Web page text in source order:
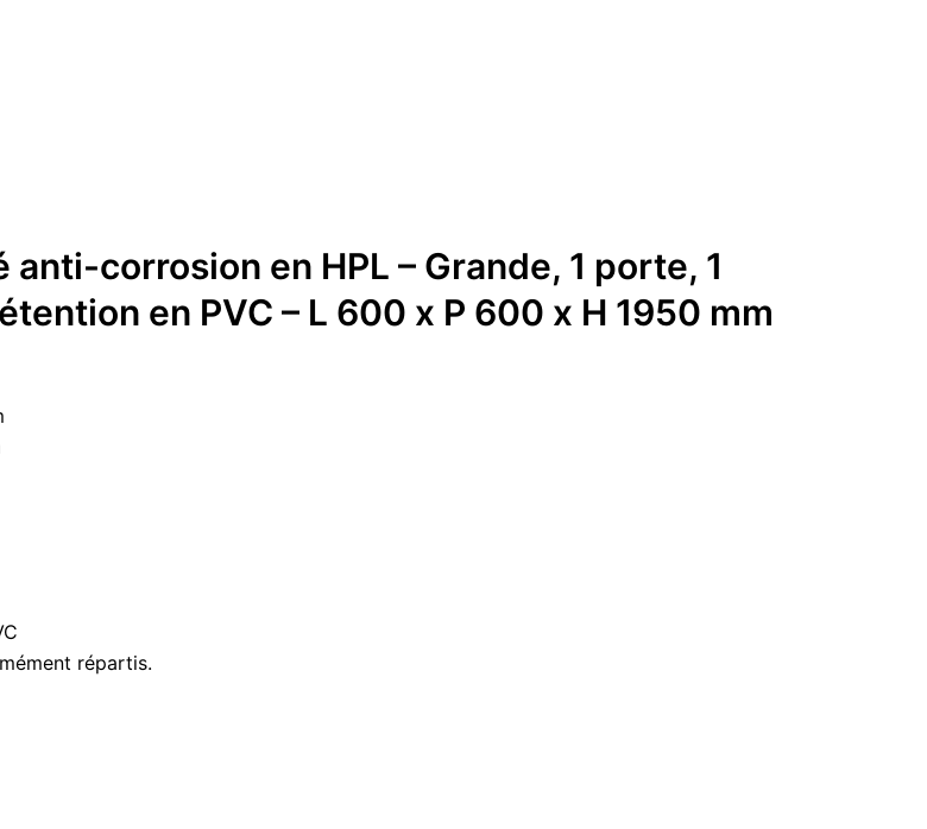
corrosion en HPL – Grande, 1 porte, 1
en PVC – L 600 x P 600 x H 1950 mm
répartis.